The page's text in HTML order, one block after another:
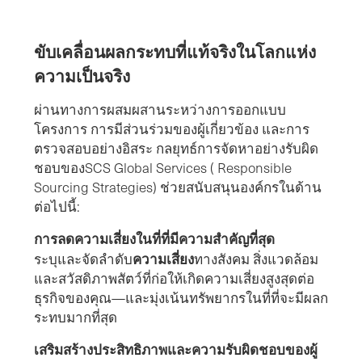
ขับเคลื่อนผลกระทบที่แท้จริงในโลกแห่ง
ความเป็นจริง
ผ่านทางการผสมผสานระหว่างการออกแบบ
โครงการ การมีส่วนร่วมของผู้เกี่ยวข้อง และการ
ตรวจสอบอย่างอิสระ กลยุทธ์การจัดหาอย่างรับผิด
ชอบของSCS Global Services ( Responsible
Sourcing Strategies) ช่วยสนับสนุนองค์กรในด้าน
ต่อไปนี้:
การลดความเสี่ยงในที่ที่มีความสำคัญที่สุด
ระบุและจัดลำดับความเสี่ยงทางสังคม สิ่งแวดล้อม
และสวัสดิภาพสัตว์ที่ก่อให้เกิดความเสี่ยงสูงสุดต่อ
ธุรกิจของคุณ—และมุ่งเน้นทรัพยากรในที่ที่จะมีผลก
ระทบมากที่สุด
เสริมสร้างประสิทธิภาพและความรับผิดชอบของผู้